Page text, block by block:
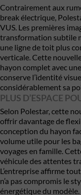
Contrairement aux
break électrique,
VUS. Les premières
transformation subtile
une ligne de toit plus
verticale. Cette
hayon complet avec
conserve l’identité
considérablement sa
PLUS D’ESPACE
Selon Polestar, cette
offrir davantage de
conception du hayon
volume utile pour les
voyages en famille.
véhicule des attentes
L’entreprise affirme
n’a pas compromis le
énergétique du modèle.